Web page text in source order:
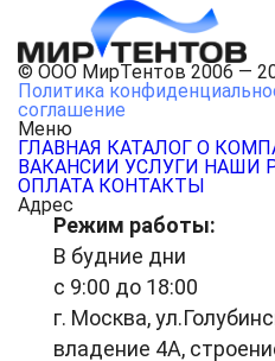
© ООО МирТентов 2006 —
Политика
соглашение
Меню
ГЛАВНАЯ КАТАЛОГ О
ВАКАНСИИ УСЛУГИ НАШИ
ОПЛАТА КОНТАКТЫ
Адрес
Режим работы:
В будние дни
с 9:00 до 18:00
г. Москва,
владение 4А,